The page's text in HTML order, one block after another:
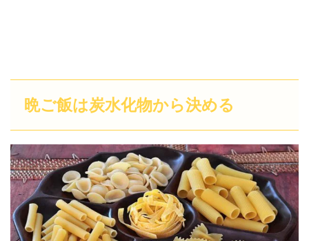
晩ご飯は炭水化物から決める